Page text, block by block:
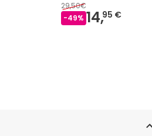
29,50€
-49% 14,95 €